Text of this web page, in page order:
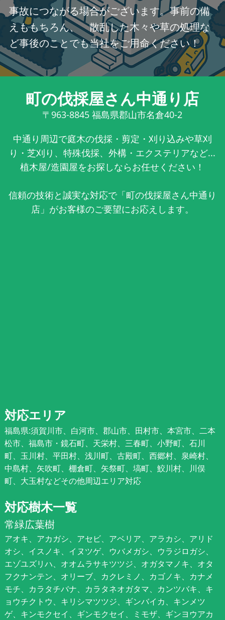
事故につながる場合がございます。事前の備
えももちろん、 散乱した木々や草の処理な
ど事後のことでも当社をご用命ください！
町の伐採屋さん中通り店
〒963-8845 福島県郡山市名倉40-2
中通り周辺で庭木の伐採・剪定・刈り込みや草刈
り・芝刈り、特殊伐採、外構・エクステリアなど...
植木屋/造園屋をお探しならお任せください！
信頼の技術と誠実な対応で「町の伐採屋さん中通り
店」がお客様のご要望にお応えします。
対応エリア
福島県:須賀川市、白河市、郡山市、田村市、本宮市、二本
松市、福島市・鏡石町、天栄村、三春町、小野町、石川
町、玉川村、平田村、浅川町、古殿町、西郷村、泉崎村、
中島村、矢吹町、棚倉町、矢祭町、塙町、鮫川村、川俣
町、大玉村などその他周辺エリア対応
対応樹木一覧
常緑広葉樹
アオキ、アカガシ、アセビ、アベリア、アラカシ、アリド
オシ、イスノキ、イヌツゲ、ウバメガシ、ウラジロガシ、
エゾユズリハ、オオムラサキツツジ、オガタマノキ、オタ
フクナンテン、オリーブ、カクレミノ、カゴノキ、カナメ
モチ、カラタチバナ、カラタネオガタマ、カンツバキ、キ
ョウチクトウ、キリシマツツジ、ギンバイカ、キンメツ
ゲ、キンモクセイ、ギンモクセイ、ミモザ、ギンヨウアカ